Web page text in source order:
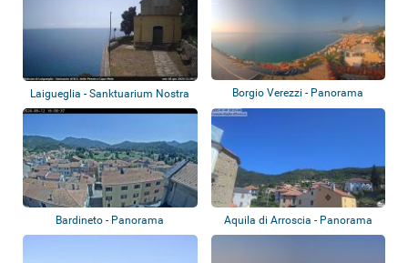
Laigueglia - Sanktuarium Nostra
Signora...
Borgio Verezzi - Panorama
Bardineto - Panorama Aquila di Arroscia - Panorama